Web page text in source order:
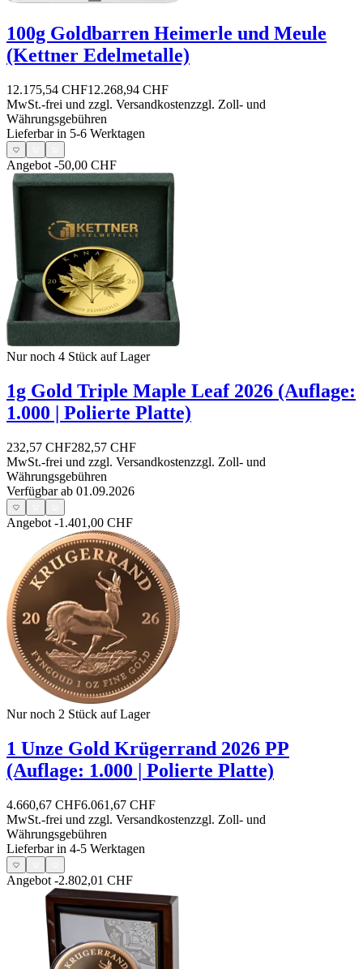
100g Goldbarren Heimerle und Meule
(Kettner Edelmetalle)
12.175,54 CHF12.268,94 CHF
MwSt.-frei und zzgl. Versandkostenzzgl. Zoll- und
Währungsgebühren
Lieferbar in 5-6 Werktagen
Angebot -50,00 CHF
Nur noch 4 Stück auf Lager
1g Gold Triple Maple Leaf 2026 (Auflage:
1.000 | Polierte Platte)
232,57 CHF282,57 CHF
MwSt.-frei und zzgl. Versandkostenzzgl. Zoll- und
Währungsgebühren
Verfügbar ab 01.09.2026
Angebot -1.401,00 CHF
Nur noch 2 Stück auf Lager
1 Unze Gold Krügerrand 2026 PP
(Auflage: 1.000 | Polierte Platte)
4.660,67 CHF6.061,67 CHF
MwSt.-frei und zzgl. Versandkostenzzgl. Zoll- und
Währungsgebühren
Lieferbar in 4-5 Werktagen
Angebot -2.802,01 CHF